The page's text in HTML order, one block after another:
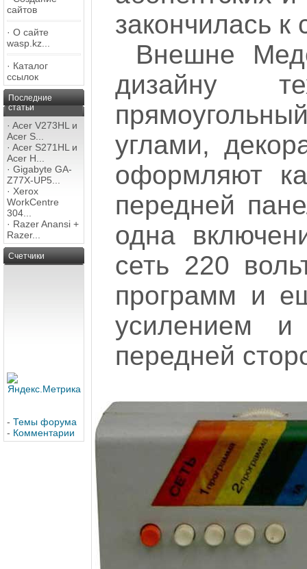
сайтов
· О сайте
wasp.kz...
· Каталог
ссылок
Последние
статьи
· Acer V273HL и
Acer S...
· Acer S271HL и
Acer H...
· Gigabyte GA-
Z77X-UP5...
· Xerox
WorkCentre
304...
· Razer Anansi +
Razer...
Счетчики
- Темы форума
- Комментарии
закончилась
Внешне
дизайну
углами,
оформляют
передней
одна
сеть 220
программ и
усилением
передней